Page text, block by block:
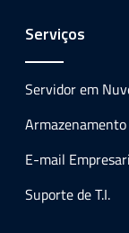
Serviços
Servidor em
E-mail
Suporte de T.I.